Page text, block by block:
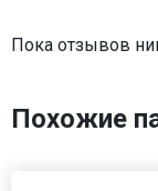
Пока отзывов
Похожие